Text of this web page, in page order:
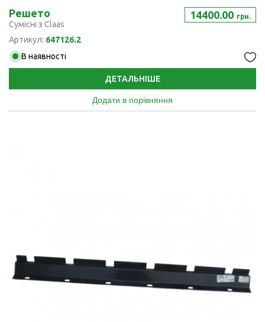
Решето
Сумісні з Claas
Артикул: 647126.2
14400.00 грн.
В наявності
ДЕТАЛЬНІШЕ
Додати в порівняння